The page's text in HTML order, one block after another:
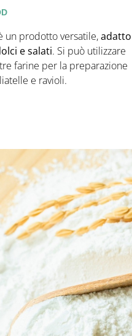
un prodotto versatile,adatto
e salati. Si può utilizzare
farine per la preparazione
e ravioli.